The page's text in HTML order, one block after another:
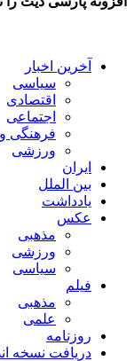
آخرین اخبار
سیاسی
اقتصادی
اجتماعی
فرهنگی
ورزشی
ایران
بین الملل
یادداشت
عکس
مذهبی
ورزشی
سیاسی
فیلم
مذهبی
علمی
روزنامه
دریافت نسخه